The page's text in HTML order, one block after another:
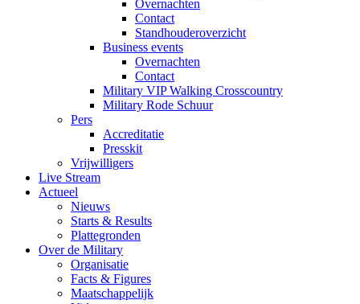
Overnachten
Contact
Standhouderoverzicht
Business events
Overnachten
Contact
Military VIP Walking Crosscountry
Military Rode Schuur
Pers
Accreditatie
Presskit
Vrijwilligers
Live Stream
Actueel
Nieuws
Starts & Results
Plattegronden
Over de Military
Organisatie
Facts & Figures
Maatschappelijk